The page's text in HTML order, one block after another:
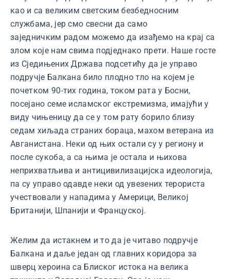
као и са великим светским безбедносним
службама, јер смо свесни да само
заједничким радом можемо да изађемо на крај са
злом које нам свима подједнако прети. Наше госте
из Сједињених Држава подсетићу да је управо
подручје Балкана било плодно тло на којем је
почетком 90-тих година, током рата у Босни,
посејано семе исламског екстремизма, имајући у
виду чињеницу да се у том рату борило близу
седам хиљада страних бораца, махом ветерана из
Авганистана. Неки од њих остали су у региону и
после сукоба, а са њима је остала и њихова
неприхватљива и антицивилизацијска идеологија,
па су управо одавде неки од увезених терориста
учествовали у нападима у Америци, Великој
Британији, Шпанији и Француској.
Желим да истакнем и то да је читаво подручје
Балкана и даље један од главних коридора за
шверц хероина са Блиског истока на велика